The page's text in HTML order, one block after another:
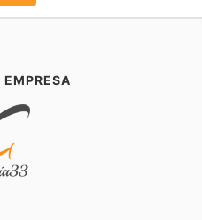
EMPRESA